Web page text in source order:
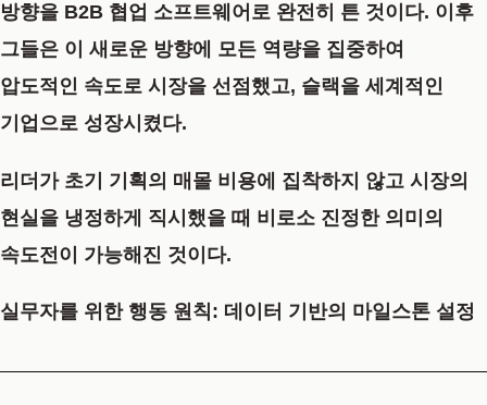
방향을 B2B 협업 소프트웨어로 완전히 튼 것이다. 이후
그들은 이 새로운 방향에 모든 역량을 집중하여
압도적인 속도로 시장을 선점했고, 슬랙을 세계적인
기업으로 성장시켰다.
리더가 초기 기획의 매몰 비용에 집착하지 않고 시장의
현실을 냉정하게 직시했을 때 비로소 진정한 의미의
속도전이 가능해진 것이다.
실무자를 위한 행동 원칙: 데이터 기반의 마일스톤 설정